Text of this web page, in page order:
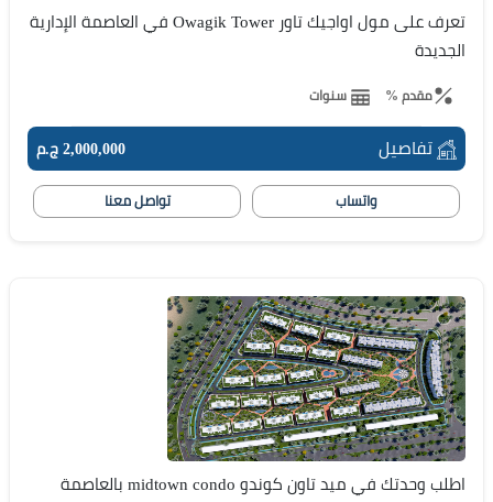
تعرف على مول اواجيك تاور Owagik Tower في العاصمة الإدارية
الجديدة
مقدم % سنوات
تفاصيل 2,000,000 ج.م
واتساب تواصل معنا
اطلب وحدتك في ميد تاون كوندو midtown condo بالعاصمة